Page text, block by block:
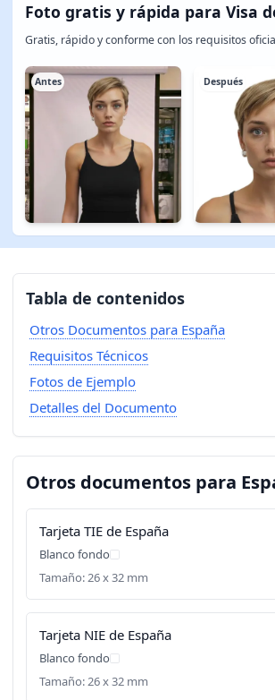
Foto gratis y rápida para Visa
Gratis, rápido y conforme con los requisitos
Antes Después
Tabla de contenidos
Otros Documentos para España
Requisitos Técnicos
Fotos de Ejemplo
Detalles del Documento
Otros documentos para
Tarjeta TIE de España
Blanco fondo
Tamaño: 26 x 32 mm
Tarjeta NIE de España
Blanco fondo
Tamaño: 26 x 32 mm